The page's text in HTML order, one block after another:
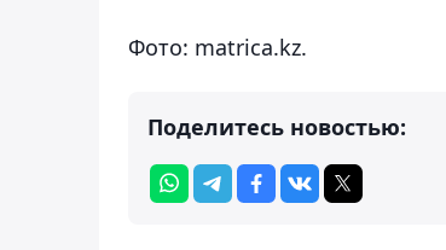
Фото: matrica.kz.
Поделитесь новостью: